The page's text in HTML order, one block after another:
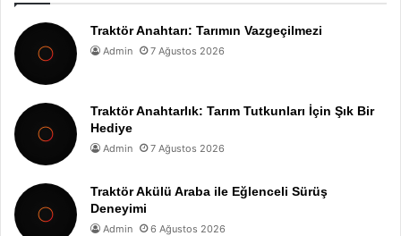
Traktör Anahtarı: Tarımın Vazgeçilmezi
Admin 7 Ağustos 2026
Traktör Anahtarlık: Tarım Tutkunları İçin Şık Bir
Hediye
Admin 7 Ağustos 2026
Traktör Akülü Araba ile Eğlenceli Sürüş
Deneyimi
Admin 6 Ağustos 2026